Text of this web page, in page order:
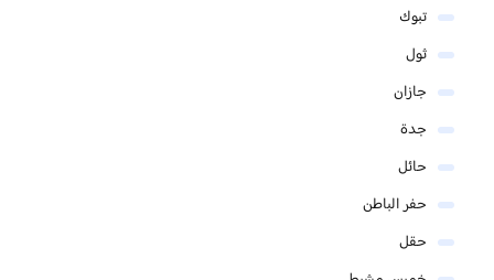
تبوك
ثول
جازان
جدة
حائل
حفر الباطن
حقل